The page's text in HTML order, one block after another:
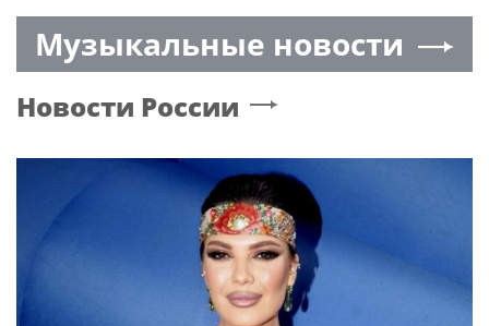
Музыкальные новости
Новости России